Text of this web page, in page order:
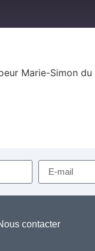
Marie-Simon
contacter